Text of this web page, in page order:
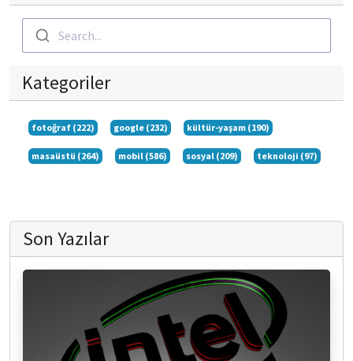
Search...
Kategoriler
fotoğraf (222) google (232) kültür-yaşam (190)
masaüstü (264) mobil (586) sosyal (209) teknoloji (97)
Son Yazılar